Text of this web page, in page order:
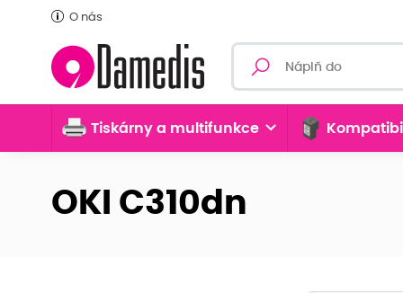
O nás
Tiskárny a multifunkce
OKI C310dn